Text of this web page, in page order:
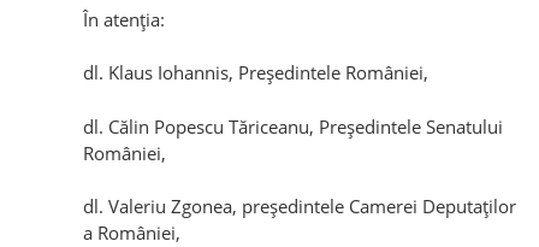
În atenția:
dl. Klaus Iohannis, Președintele României,
dl. Călin Popescu Tăriceanu, Președintele Senatului
României,
dl. Valeriu Zgonea, președintele Camerei Deputaților
a României,